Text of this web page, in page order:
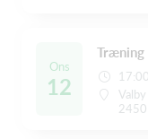
Ons
12
Træning
2450